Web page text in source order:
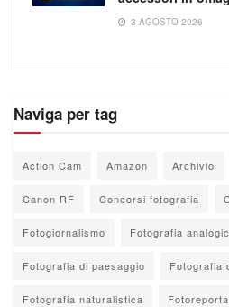
3 AGOSTO 2026
Naviga per tag
Action Cam Amazon Archivio
Canon RF Concorsi fotografia
Fotogiornalismo Fotografia
Fotografia di paesaggio Fotografia
Fotografia naturalistica